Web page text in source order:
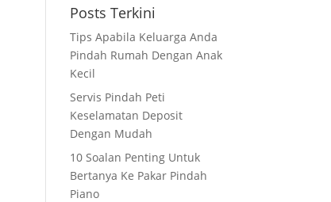
Posts Terkini
Tips Apabila Keluarga Anda
Pindah Rumah Dengan Anak
Kecil
Servis Pindah Peti
Keselamatan Deposit
Dengan Mudah
10 Soalan Penting Untuk
Bertanya Ke Pakar Pindah
Piano